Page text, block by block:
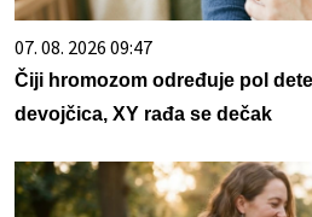
07. 08. 2026 09:47
Čiji hromozom određuje pol
devojčica, XY rađa se dečak